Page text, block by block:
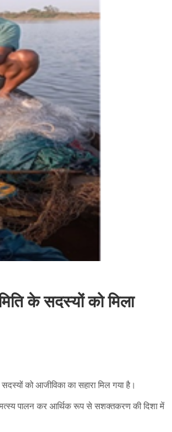
के सदस्यों को मिला
को आजीविका का सहारा मिल गया है।
मत्स्य पालन कर आर्थिक रूप से सशक्तकरण की दिशा में